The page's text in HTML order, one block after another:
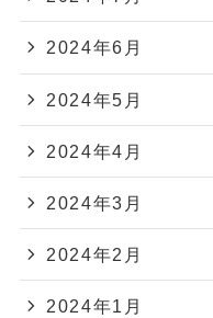
2024年6月
2024年5月
2024年4月
2024年3月
2024年2月
2024年1月